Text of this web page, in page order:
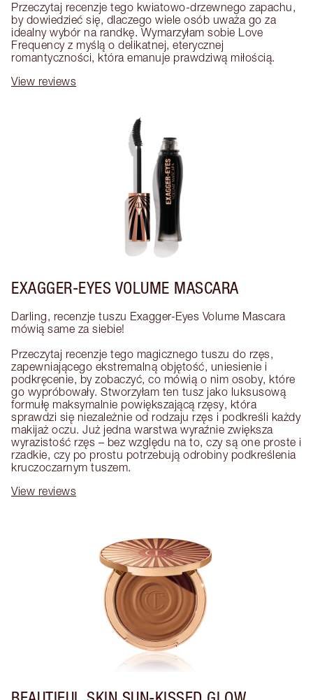
Przeczytaj recenzje tego kwiatowo-drzewnego zapachu,
by dowiedzieć się, dlaczego wiele osób uważa go za
idealny wybór na randkę. Wymarzyłam sobie Love
Frequency z myślą o delikatnej, eterycznej
romantyczności, która emanuje prawdziwą miłością.
View reviews
EXAGGER-EYES VOLUME MASCARA
Darling, recenzje tuszu Exagger-Eyes Volume Mascara
mówią same za siebie!
Przeczytaj recenzje tego magicznego tuszu do rzęs,
zapewniającego ekstremalną objętość, uniesienie i
podkręcenie, by zobaczyć, co mówią o nim osoby, które
go wypróbowały. Stworzyłam ten tusz jako luksusową
formułę maksymalnie powiększającą rzęsy, która
sprawdzi się niezależnie od rodzaju rzęs i podkreśli każdy
makijaż oczu. Już jedna warstwa wyraźnie zwiększa
wyrazistość rzęs – bez względu na to, czy są one proste i
rzadkie, czy po prostu potrzebują odrobiny podkreślenia
kruczoczarnym tuszem.
View reviews